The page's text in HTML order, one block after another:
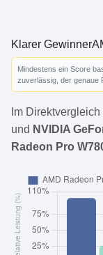
Klarer Gewinner
Mindestens ein Score
zuverlässig, der genaue
Im
und NVIDIA
Radeon Pro